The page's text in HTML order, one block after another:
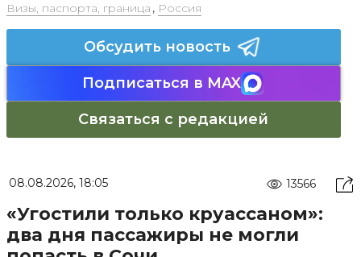
Визы, паспорта, граница , Россия
Обсудить новость
Подписаться в MAX
Связаться с редакцией
08.08.2026, 18:05 13566
«Угостили только круассаном»:
два дня пассажиры не могли